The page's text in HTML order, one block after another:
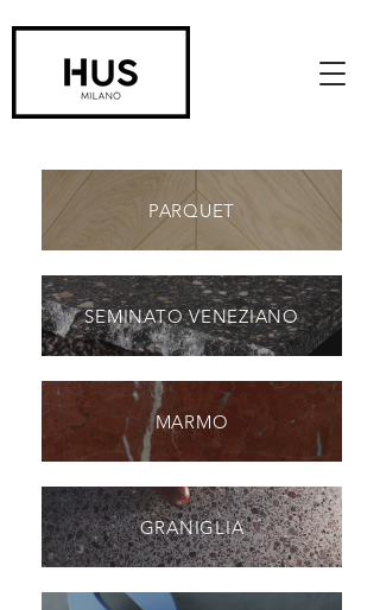
PARQUET
SEMINATO VENEZIANO
MARMO
GRANIGLIA